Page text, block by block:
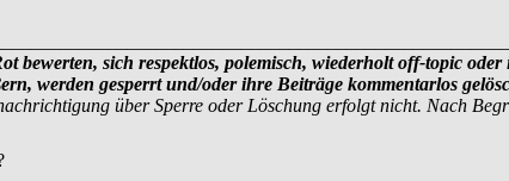
bewerten, sich respektlos, polemisch, wiederholt off-topic
werden gesperrt und/oder ihre Beiträge kommentarlos
über Sperre oder Löschung erfolgt nicht. Nach